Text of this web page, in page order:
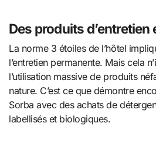
Des produits
La norme 3 étoiles de l’hôtel
l’entretien permanente. Mais cela
l’utilisation massive de produits
nature. C’est ce que démontre
Sorba avec des achats de
labellisés et biologiques.